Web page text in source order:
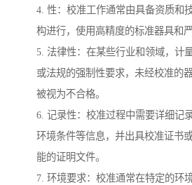
4. 性：校准工作通常由具备资质和
构进行，使用高精度的标准器具和
5. 法律性：在某些行业和领域，计
或法规的强制性要求，未经校准的
被视为不合格。
6. 记录性：校准过程中需要详细记
环境条件等信息，并出具校准证书
能的证明文件。
7. 环境要求：校准通常在特定的环